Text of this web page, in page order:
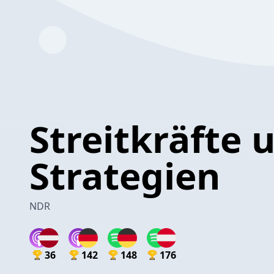
Streitkräfte
Strategien
NDR
36 142 148 176